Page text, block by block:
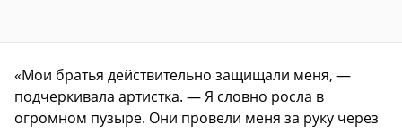
«Мои братья действительно защищали меня, —
подчеркивала артистка. — Я словно росла в
огромном пузыре. Они провели меня за руку через